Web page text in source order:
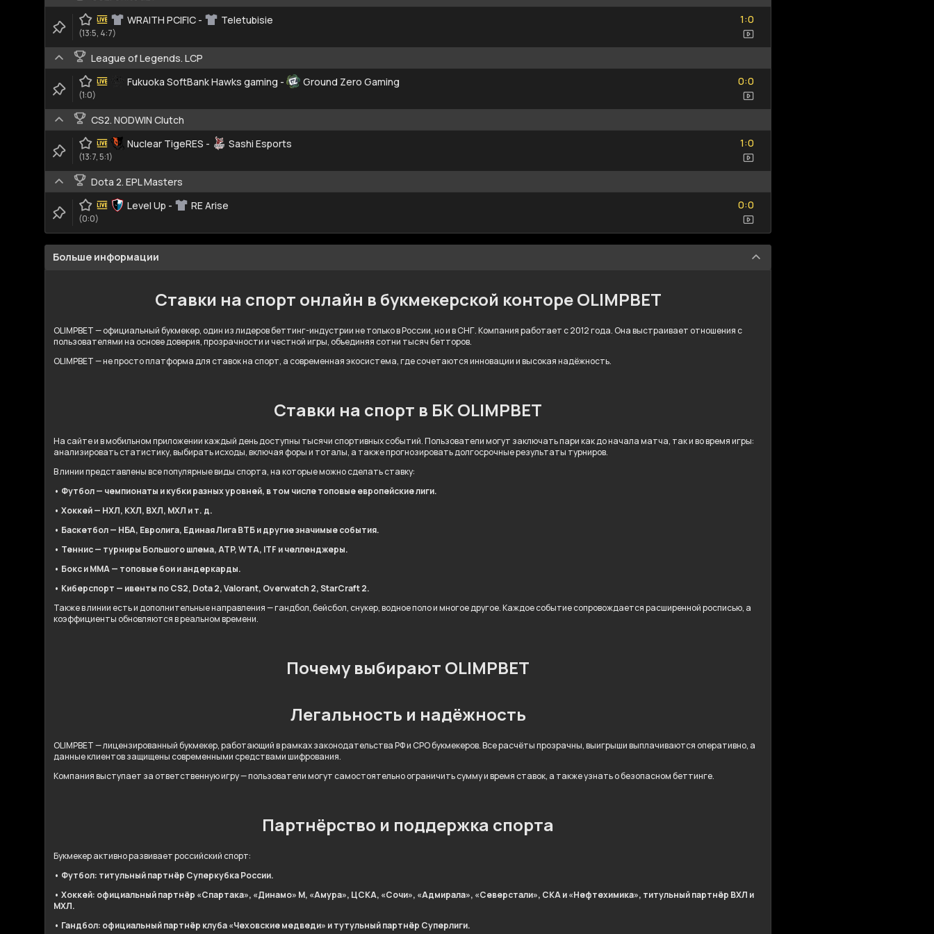
WRAITH PCIFIC - Teletubisie
1
1:
0
0
(13:5, 4:7)
League of Legends. LCP
Fukuoka SoftBank Hawks gaming - Ground Zero Gaming
0
0:
0
0
(1:0)
CS2. NODWIN Clutch
Nuclear TigeRES - Sashi Esports
1
1:
0
0
(13:7, 5:1)
Dota 2. EPL Masters
Level Up - RE Arise
0
0:
0
0
(0:0)
Больше информации
Ставки на спорт онлайн в букмекерской конторе OLIMPBET
OLIMPBET — официальный букмекер, один из лидеров беттинг-индустрии не только в России, но и в СНГ. Компания работает с 2012 года. Она выстраивает отношения с
пользователями на основе доверия, прозрачности и честной игры, объединяя сотни тысяч бетторов.
OLIMPBET — не просто платформа для ставок на спорт, а современная экосистема, где сочетаются инновации и высокая надёжность.
Ставки на спорт в БК OLIMPBET
На сайте и в мобильном приложении каждый день доступны тысячи спортивных событий. Пользователи могут заключать пари как до начала матча, так и во время игры:
анализировать статистику, выбирать исходы, включая форы и тоталы, а также прогнозировать долгосрочные результаты турниров.
В линии представлены все популярные виды спорта, на которые можно сделать ставку:
• Футбол — чемпионаты и кубки разных уровней, в том числе топовые европейские лиги.
• Хоккей — НХЛ, КХЛ, ВХЛ, МХЛ и т. д.
• Баскетбол — НБА, Евролига, Единая Лига ВТБ и другие значимые события.
• Теннис — турниры Большого шлема, ATP, WTA, ITF и челленджеры.
• Бокс и ММА — топовые бои и андеркарды.
• Киберспорт — ивенты по CS2, Dota 2, Valorant, Overwatch 2, StarCraft 2.
Также в линии есть и дополнительные направления — гандбол, бейсбол, снукер, водное поло и многое другое. Каждое событие сопровождается расширенной росписью, а
коэффициенты обновляются в реальном времени.
Почему выбирают OLIMPBET
Легальность и надёжность
OLIMPBET — лицензированный букмекер, работающий в рамках законодательства РФ и СРО букмекеров. Все расчёты прозрачны, выигрыши выплачиваются оперативно, а
данные клиентов защищены современными средствами шифрования.
Компания выступает за ответственную игру — пользователи могут самостоятельно ограничить сумму и время ставок, а также узнать о безопасном беттинге.
Партнёрство и поддержка спорта
Букмекер активно развивает российский спорт:
• Футбол: титульный партнёр Суперкубка России.
• Хоккей: официальный партнёр «Спартака», «Динамо» М, «Амура», ЦСКА, «Сочи», «Адмирала», «Северстали», СКА и «Нефтехимика», титульный партнёр ВХЛ и
МХЛ.
• Гандбол: официальный партнёр клуба «Чеховские медведи» и тутульный партнёр Суперлиги.